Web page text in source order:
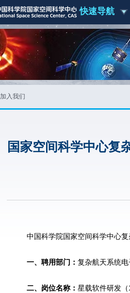
快速导航
加入我们
国家空间科学中心复
中国科学院国家空间科学中心
一、聘用部门：复杂航天系统
二、岗位名称：星载软件研发（